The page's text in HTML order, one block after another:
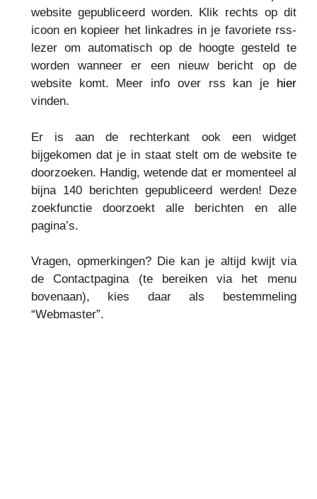
website gepubliceerd worden. Klik rechts op dit
icoon en kopieer het linkadres in je favoriete rss-
lezer om automatisch op de hoogte gesteld te
worden wanneer er een nieuw bericht op de
website komt. Meer info over rss kan je hier
vinden.
Er is aan de rechterkant ook een widget
bijgekomen dat je in staat stelt om de website te
doorzoeken. Handig, wetende dat er momenteel al
bijna 140 berichten gepubliceerd werden! Deze
zoekfunctie doorzoekt alle berichten en alle
pagina’s.
Vragen, opmerkingen? Die kan je altijd kwijt via
de Contactpagina (te bereiken via het menu
bovenaan), kies daar als bestemmeling
“Webmaster”.